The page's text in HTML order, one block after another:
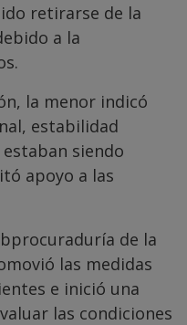
retirarse de la
a la
la menor indicó
estabilidad
siendo
apoyo a las
de la
las medidas
e inició una
las condiciones